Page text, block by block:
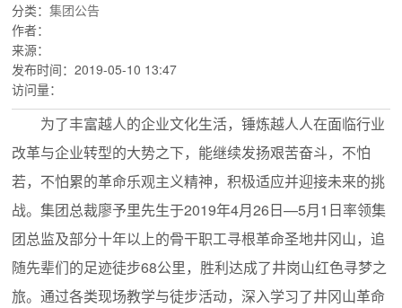
分类：集团公告
作者：
来源：
发布时间：2019-05-10 13:47
访问量：
为了丰富越人的企业文化生活，锤炼越人人在面临行业
改革与企业转型的大势之下，能继续发扬艰苦奋斗，不怕
若，不怕累的革命乐观主义精神，积极适应并迎接未来的挑
战。集团总裁廖予里先生于2019年4月26日—5月1日率领集
团总监及部分十年以上的骨干职工寻根革命圣地井冈山，追
随先辈们的足迹徒步68公里，胜利达成了井岗山红色寻梦之
旅。通过各类现场教学与徒步活动，深入学习了井冈山革命